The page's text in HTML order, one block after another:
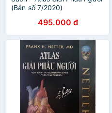
(Bản số 7/2020)
495.000 đ